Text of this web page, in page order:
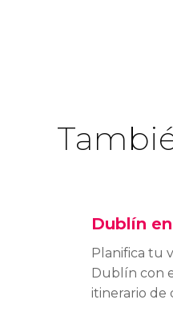
Dublín
Planifica tu
Dublín con
itinerario de